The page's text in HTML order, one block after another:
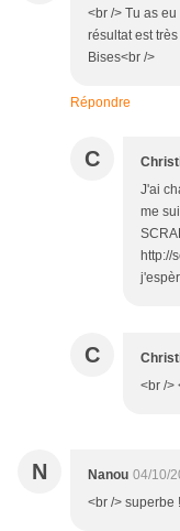
<br /> Tu as
résultat est
Bises<br />
Répondre
C
J'ai
me
http://
C
<br />
N Nanou 04/10/
<br /> superbe